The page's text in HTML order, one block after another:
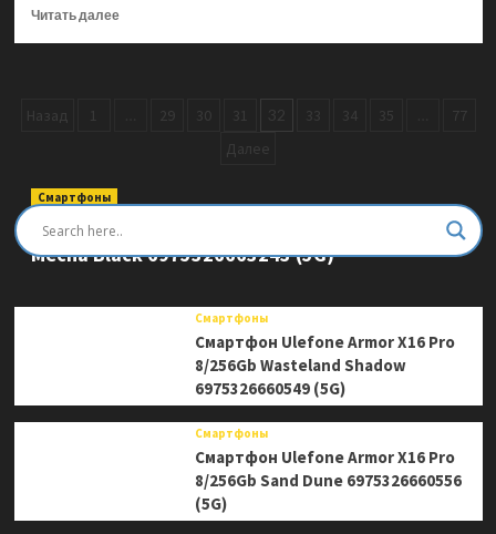
Читать далееПрочитать
мАч,
C,
Белый
ZL.MCECC.034
Пагинация
Назад 1 29 30 31 32 33 34 35
77
Далее
Смартфоны
Смартфон Ulefone Armor Mini 20 Pro 8/256Gb
Mecha Black 6975326663243 (5G)
Смартфоны
Смартфон Ulefone Armor X16 Pro
8/256Gb Wasteland Shadow
6975326660549 (5G)
Смартфоны
Смартфон Ulefone Armor X16 Pro
8/256Gb Sand Dune 6975326660556
(5G)